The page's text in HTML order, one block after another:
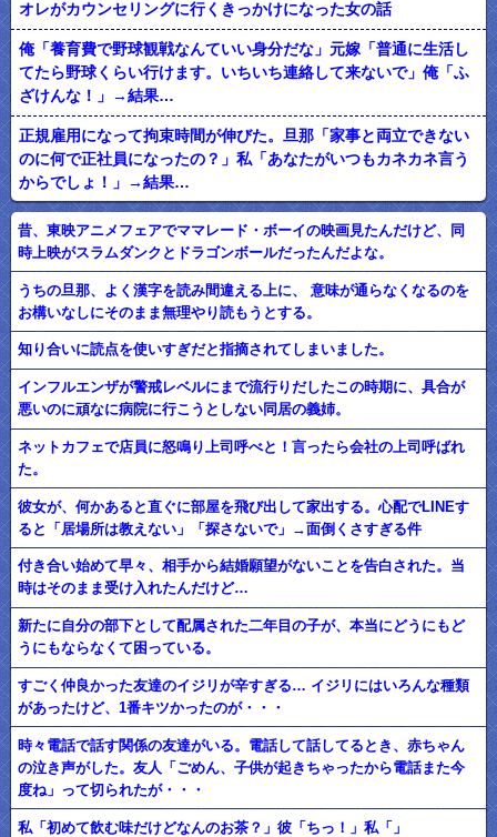
オレがカウンセリングに行くきっかけになった女の話
俺「養育費で野球観戦なんていい身分だな」元嫁「普通に生活し
てたら野球くらい行けます。いちいち連絡して来ないで」俺「ふ
ざけんな！」→結果…
正規雇用になって拘束時間が伸びた。旦那「家事と両立できない
のに何で正社員になったの？」私「あなたがいつもカネカネ言う
からでしょ！」→結果…
昔、東映アニメフェアでママレード・ボーイの映画見たんだけど、同
時上映がスラムダンクとドラゴンボールだったんだよな。
うちの旦那、よく漢字を読み間違える上に、 意味が通らなくなるのを
お構いなしにそのまま無理やり読もうとする。
知り合いに読点を使いすぎだと指摘されてしまいました。
インフルエンザが警戒レベルにまで流行りだしたこの時期に、具合が
悪いのに頑なに病院に行こうとしない同居の義姉。
ネットカフェで店員に怒鳴り上司呼べと！言ったら会社の上司呼ばれ
た。
彼女が、何かあると直ぐに部屋を飛び出して家出する。心配でLINEす
ると「居場所は教えない」「探さないで」→面倒くさすぎる件
付き合い始めて早々、相手から結婚願望がないことを告白された。当
時はそのまま受け入れたんだけど…
新たに自分の部下として配属された二年目の子が、本当にどうにもど
うにもならなくて困っている。
すごく仲良かった友達のイジリが辛すぎる… イジリにはいろんな種類
があったけど、1番キツかったのが・・・
時々電話で話す関係の友達がいる。電話して話してるとき、赤ちゃん
の泣き声がした。友人「ごめん、子供が起きちゃったから電話また今
度ね」って切られたが・・・
私「初めて飲む味だけどなんのお茶？」彼「ちっ！」私「」